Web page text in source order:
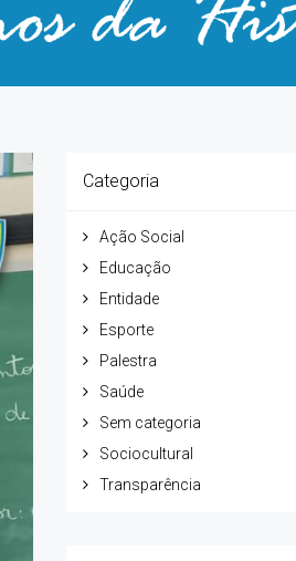
Categoria
Ação Social
Educação
Entidade
Esporte
Palestra
Saúde
Sem categoria
Sociocultural
Transparência